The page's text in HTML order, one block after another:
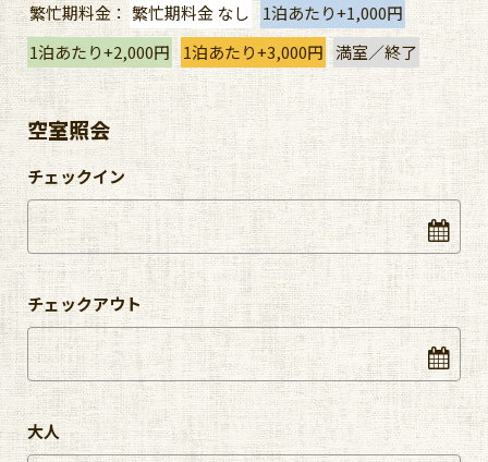
繁忙期料金： 繁忙期料金 なし
1泊あたり+1,000円
1泊あたり+2,000円
1泊あたり+3,000円 満室／終了
空室照会
チェックイン
チェックアウト
大人